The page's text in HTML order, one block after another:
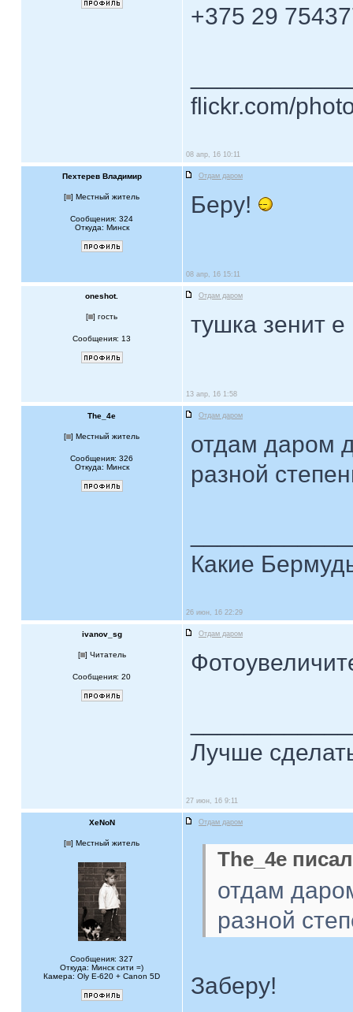
+375 29
flickr.com/
08 апр, 16 10:11
Пехтерев Владимир Отдам даром
[ ] Местный житель
Сообщения: 324
Откуда: Минск
Беру!
08 апр, 16 15:11
oneshot. Отдам даром
[ ] гость
Сообщения: 13
тушка зенит
13 апр, 16 1:58
The_4e Отдам даром
[ ] Местный житель
Сообщения: 326
Откуда: Минск
отдам даром
разной
Какие
26 июн, 16 22:29
ivanov_sg Отдам даром
[ ] Читатель
Сообщения: 20
Лучше
27 июн, 16 9:11
XeNoN Отдам даром
[ ] Местный житель
Сообщения: 327
Откуда: Минск сити =)
Камера: Oly E-620 + Canon 5D
The_4e
отдам
разной
Заберу!